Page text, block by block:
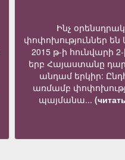
Ինչ
փոփոխություններ
2015 թ-ի հունվարի
երբ Հայաստանը
անդամ երկիր:
առմամբ
պայմանա...